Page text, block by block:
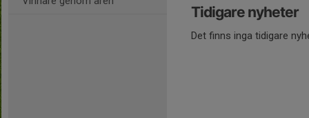
Tidigare nyheter
Det finns inga tidigare